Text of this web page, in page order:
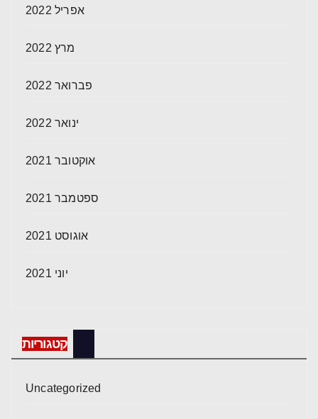
אפריל 2022
מרץ 2022
פברואר 2022
ינואר 2022
אוקטובר 2021
ספטמבר 2021
אוגוסט 2021
יוני 2021
קטגוריות
Uncategorized